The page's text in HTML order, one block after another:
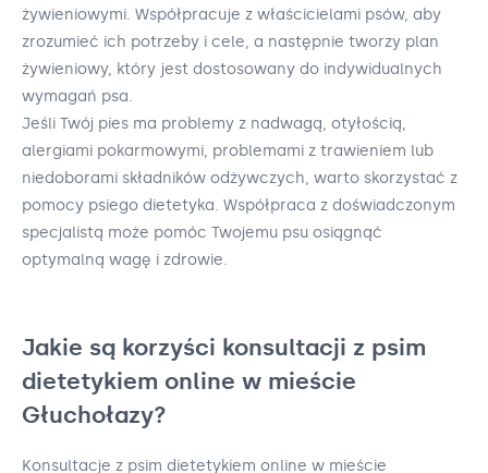
żywieniowymi. Współpracuje z właścicielami psów, aby
zrozumieć ich potrzeby i cele, a następnie tworzy plan
żywieniowy, który jest dostosowany do indywidualnych
wymagań psa.
Jeśli Twój pies ma problemy z nadwagą, otyłością,
alergiami pokarmowymi, problemami z trawieniem lub
niedoborami składników odżywczych, warto skorzystać z
pomocy psiego dietetyka. Współpraca z doświadczonym
specjalistą może pomóc Twojemu psu osiągnąć
optymalną wagę i zdrowie.
Jakie są korzyści konsultacji z psim
dietetykiem online w mieście
Głuchołazy?
Konsultacje z psim dietetykiem online w mieście